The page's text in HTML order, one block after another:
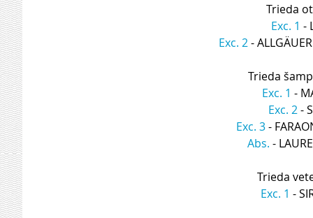
Trieda
Exc. 1 -
Exc. 2 -
Trieda
Exc. 1 -
Exc. 2 -
Exc. 3 -
Abs. -
Trieda
Exc. 1 -